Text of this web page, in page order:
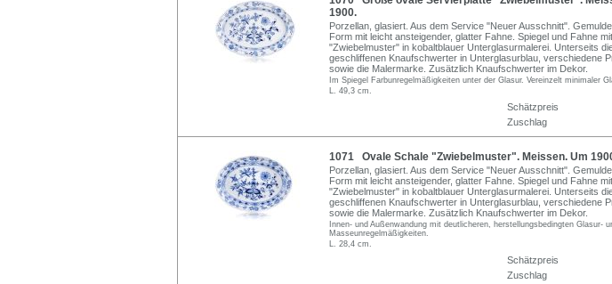
1900.
Porzellan, glasiert. Aus dem Service "Neuer Ausschnitt".
Form mit leicht ansteigender, glatter Fahne. Spiegel und Fahne
"Zwiebelmuster" in kobaltblauer Unterglasurmalerei. Unterseits
geschliffenen Knaufschwerter in Unterglasurblau, verschiedene
sowie die Malermarke. Zusätzlich Knaufschwerter im Dekor.
Im Spiegel Farbunregelmäßigkeiten unter der Glasur. Vereinzelt minimaler
L. 49,3 cm.
Schätzpreis
Zuschlag
1071 Ovale Schale "Zwiebelmuster". Meissen. Um
Porzellan, glasiert. Aus dem Service "Neuer Ausschnitt".
Form mit leicht ansteigender, glatter Fahne. Spiegel und Fahne
"Zwiebelmuster" in kobaltblauer Unterglasurmalerei. Unterseits
geschliffenen Knaufschwerter in Unterglasurblau, verschiedene
sowie die Malermarke. Zusätzlich Knaufschwerter im Dekor.
Innen- und Außenwandung mit deutlicheren, herstellungsbedingten Glasur-
Masseunregelmäßigkeiten.
L. 28,4 cm.
Schätzpreis
Zuschlag